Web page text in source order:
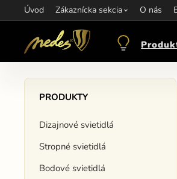
Úvod Zákaznícka sekcia O nás
Informácie:info@nedes.sk Kontakt:+421
PRODUKTY
Dizajnové svietidlá
Stropné svietidlá
Bodové svietidlá